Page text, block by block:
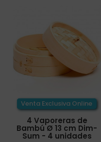
Venta Exclusiva Online
4 Vaporeras de
Bambú Ø 13 cm Dim-
Sum - 4 unidades